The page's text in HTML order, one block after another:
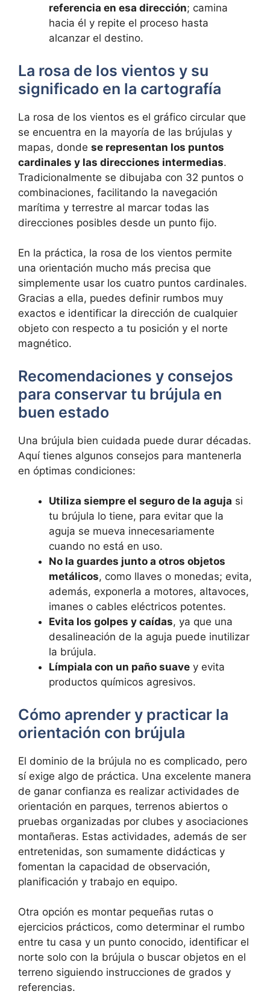
referencia en esa dirección; camina
hacia él y repite el proceso hasta
alcanzar el destino.
La rosa de los vientos y su
significado en la cartografía
La rosa de los vientos es el gráfico circular que
se encuentra en la mayoría de las brújulas y
mapas, donde se representan los puntos
cardinales y las direcciones intermedias.
Tradicionalmente se dibujaba con 32 puntos o
combinaciones, facilitando la navegación
marítima y terrestre al marcar todas las
direcciones posibles desde un punto fijo.
En la práctica, la rosa de los vientos permite
una orientación mucho más precisa que
simplemente usar los cuatro puntos cardinales.
Gracias a ella, puedes definir rumbos muy
exactos e identificar la dirección de cualquier
objeto con respecto a tu posición y el norte
magnético.
Recomendaciones y consejos
para conservar tu brújula en
buen estado
Una brújula bien cuidada puede durar décadas.
Aquí tienes algunos consejos para mantenerla
en óptimas condiciones:
Utiliza siempre el seguro de la aguja si
tu brújula lo tiene, para evitar que la
aguja se mueva innecesariamente
cuando no está en uso.
No la guardes junto a otros objetos
metálicos, como llaves o monedas; evita,
además, exponerla a motores, altavoces,
imanes o cables eléctricos potentes.
Evita los golpes y caídas, ya que una
desalineación de la aguja puede inutilizar
la brújula.
Límpiala con un paño suave y evita
productos químicos agresivos.
Cómo aprender y practicar la
orientación con brújula
El dominio de la brújula no es complicado, pero
sí exige algo de práctica. Una excelente manera
de ganar confianza es realizar actividades de
orientación en parques, terrenos abiertos o
pruebas organizadas por clubes y asociaciones
montañeras. Estas actividades, además de ser
entretenidas, son sumamente didácticas y
fomentan la capacidad de observación,
planificación y trabajo en equipo.
Otra opción es montar pequeñas rutas o
ejercicios prácticos, como determinar el rumbo
entre tu casa y un punto conocido, identificar el
norte solo con la brújula o buscar objetos en el
terreno siguiendo instrucciones de grados y
referencias.